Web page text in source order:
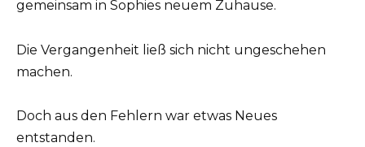
gemeinsam in Sophies neuem Zuhause.
Die Vergangenheit ließ sich nicht ungeschehen
machen.
Doch aus den Fehlern war etwas Neues
entstanden.